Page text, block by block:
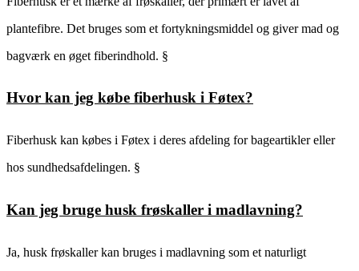
plantefibre. Det bruges som et fortykningsmiddel og giver mad og
bagværk en øget fiberindhold. §
Hvor kan jeg købe fiberhusk i Føtex?
Fiberhusk kan købes i Føtex i deres afdeling for bageartikler eller
hos sundhedsafdelingen. §
Kan jeg bruge husk frøskaller i madlavning?
Ja, husk frøskaller kan bruges i madlavning som et naturligt